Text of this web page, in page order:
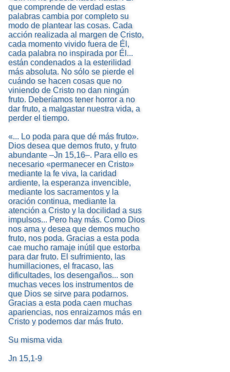
que comprende de verdad estas
palabras cambia por completo su
modo de plantear las cosas. Cada
acción realizada al margen de Cristo,
cada momento vivido fuera de Él,
cada palabra no inspirada por Él...
están condenados a la esterilidad
más absoluta. No sólo se pierde el
cuándo se hacen cosas que no
viniendo de Cristo no dan ningún
fruto. Deberíamos tener horror a no
dar fruto, a malgastar nuestra vida, a
perder el tiempo.
«... Lo poda para que dé más fruto».
Dios desea que demos fruto, y fruto
abundante –Jn 15,16–. Para ello es
necesario «permanecer en Cristo»
mediante la fe viva, la caridad
ardiente, la esperanza invencible,
mediante los sacramentos y la
oración continua, mediante la
atención a Cristo y la docilidad a sus
impulsos... Pero hay más. Como Dios
nos ama y desea que demos mucho
fruto, nos poda. Gracias a esta poda
cae mucho ramaje inútil que estorba
para dar fruto. El sufrimiento, las
humillaciones, el fracaso, las
dificultades, los desengaños... son
muchas veces los instrumentos de
que Dios se sirve para podarnos.
Gracias a esta poda caen muchas
apariencias, nos enraizamos más en
Cristo y podemos dar más fruto.
Su misma vida
Jn 15,1-9